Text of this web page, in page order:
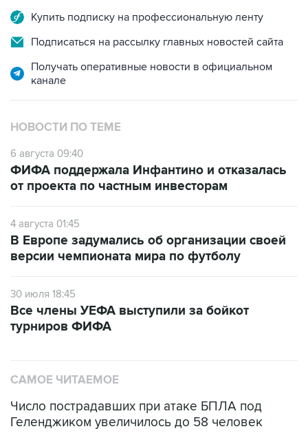
Купить подписку на профессиональную ленту
Подписаться на рассылку главных новостей сайта
Получать оперативные новости в официальном
канале
НОВОСТИ ПО ТЕМЕ
6 августа 09:40
ФИФА поддержала Инфантино и отказалась
от проекта по частным инвесторам
4 августа 01:45
В Европе задумались об организации своей
версии чемпионата мира по футболу
30 июля 18:45
Все члены УЕФА выступили за бойкот
турниров ФИФА
САМОЕ ЧИТАЕМОЕ
Число пострадавших при атаке БПЛА под
Геленджиком увеличилось до 58 человек